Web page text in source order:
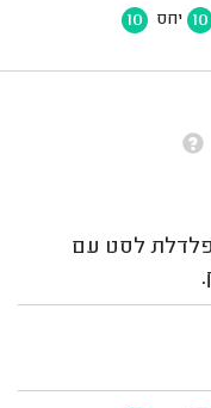
10 יחס 10
פלדלת לסט עם